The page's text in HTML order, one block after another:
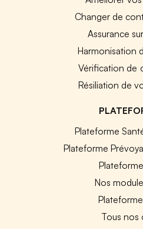
Changer de
Assurance
Harmonisation
Vérification de
Résiliation de
Plateforme
Plateforme
Nos
Tous nos